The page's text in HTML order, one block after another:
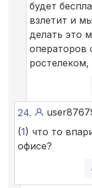
будет
взлетит и
делать это
операторов
24.
(1) что то
офисе?